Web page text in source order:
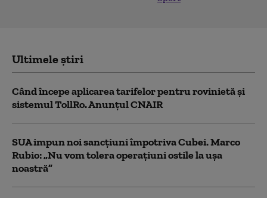
Ultimele știri
Când începe aplicarea tarifelor pentru rovinietă şi
sistemul TollRo. Anunțul CNAIR
SUA impun noi sancţiuni împotriva Cubei. Marco
Rubio: „Nu vom tolera operaţiuni ostile la uşa
noastră”